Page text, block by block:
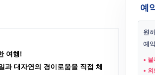
여행!
과 대자연의 경이로움을 직접 체
예
원
예
•
•